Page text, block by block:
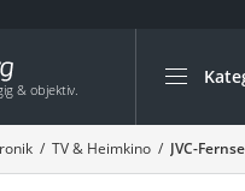
Die
Elektronik
TV & Heimkino JVC-